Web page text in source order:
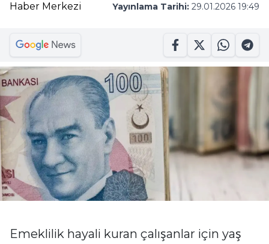
Haber Merkezi Yayınlama Tarihi: 29.01.2026 19:49
Emeklilik hayali kuran çalışanlar için yaş